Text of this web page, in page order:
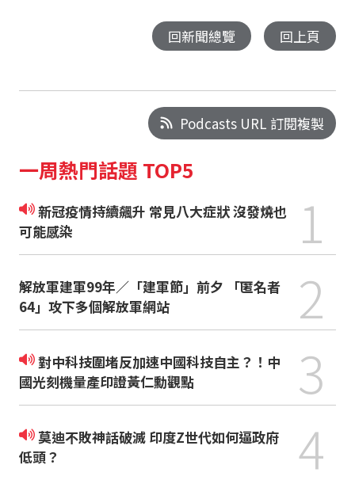
回新聞總覽 回上頁
Podcasts URL 訂閱複製
一周熱門話題 TOP5
新冠疫情持續飆升 常見八大症狀 沒發燒也
可能感染
1
解放軍建軍99年／「建軍節」前夕 「匿名者
64」攻下多個解放軍網站
2
對中科技圍堵反加速中國科技自主？！中
國光刻機量產印證黃仁勳觀點
3
莫迪不敗神話破滅 印度Z世代如何逼政府
低頭？
4